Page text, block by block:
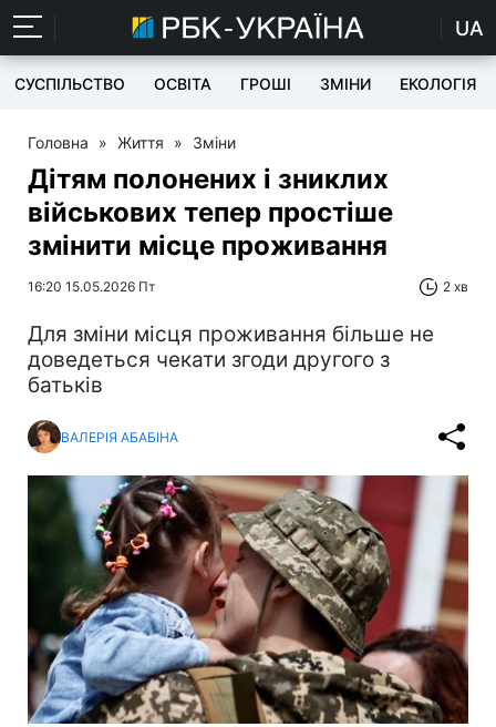
UA
СУСПІЛЬСТВО ОСВІТА ГРОШІ ЗМІНИ ЕКОЛОГІЯ
Головна » Життя » Зміни
Дітям полонених і зниклих
військових тепер простіше
змінити місце проживання
16:20 15.05.2026 Пт 2 хв
Для зміни місця проживання більше не
доведеться чекати згоди другого з
батьків
ВАЛЕРІЯ АБАБІНА